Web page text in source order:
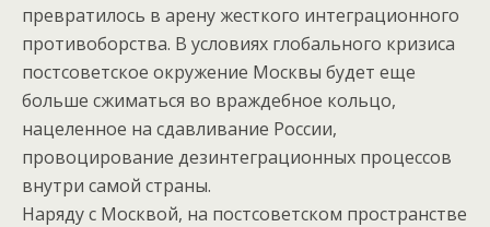
превратилось в арену жесткого интеграционного
противоборства. В условиях глобального кризиса
постсоветское окружение Москвы будет еще
больше сжиматься во враждебное кольцо,
нацеленное на сдавливание России,
провоцирование дезинтеграционных процессов
внутри самой страны.
Наряду с Москвой, на постсоветском пространстве